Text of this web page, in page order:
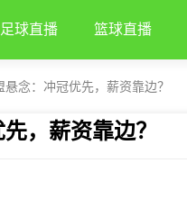
足球直播 篮球直播
念：冲冠优先，薪资靠边？
，薪资靠边？